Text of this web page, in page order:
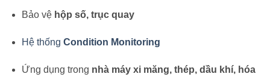
Bảo vệ hộp số, trục quay
Hệ thống Condition Monitoring
Ứng dụng trong nhà máy xi măng, thép, dầu khí, hóa